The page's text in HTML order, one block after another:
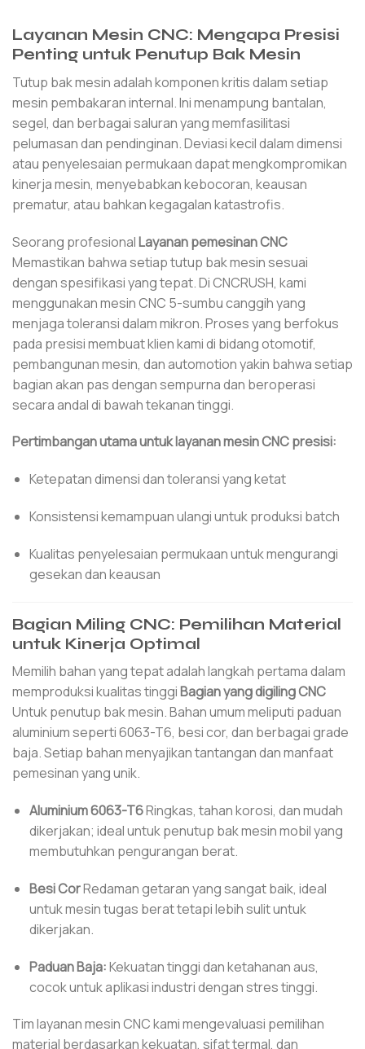
Layanan Mesin CNC: Mengapa Presisi
Penting untuk Penutup Bak Mesin
Tutup bak mesin adalah komponen kritis dalam setiap
mesin pembakaran internal. Ini menampung bantalan,
segel, dan berbagai saluran yang memfasilitasi
pelumasan dan pendinginan. Deviasi kecil dalam dimensi
atau penyelesaian permukaan dapat mengkompromikan
kinerja mesin, menyebabkan kebocoran, keausan
prematur, atau bahkan kegagalan katastrofis.
Seorang profesionalLayanan pemesinan CNC
Memastikan bahwa setiap tutup bak mesin sesuai
dengan spesifikasi yang tepat. Di CNCRUSH, kami
menggunakan mesin CNC 5-sumbu canggih yang
menjaga toleransi dalam mikron. Proses yang berfokus
pada presisi membuat klien kami di bidang otomotif,
pembangunan mesin, dan automotion yakin bahwa setiap
bagian akan pas dengan sempurna dan beroperasi
secara andal di bawah tekanan tinggi.
Pertimbangan utama untuk layanan mesin CNC presisi:
Ketepatan dimensi dan toleransi yang ketat
Konsistensi kemampuan ulangi untuk produksi batch
Kualitas penyelesaian permukaan untuk mengurangi
gesekan dan keausan
Bagian Miling CNC: Pemilihan Material
untuk Kinerja Optimal
Memilih bahan yang tepat adalah langkah pertama dalam
memproduksi kualitas tinggiBagian yang digiling CNC
Untuk penutup bak mesin. Bahan umum meliputi paduan
aluminium seperti 6063-T6, besi cor, dan berbagai grade
baja. Setiap bahan menyajikan tantangan dan manfaat
pemesinan yang unik.
Aluminium 6063-T6Ringkas, tahan korosi, dan mudah
dikerjakan; ideal untuk penutup bak mesin mobil yang
membutuhkan pengurangan berat.
Besi CorRedaman getaran yang sangat baik, ideal
untuk mesin tugas berat tetapi lebih sulit untuk
dikerjakan.
Paduan Baja:Kekuatan tinggi dan ketahanan aus,
cocok untuk aplikasi industri dengan stres tinggi.
Tim layanan mesin CNC kami mengevaluasi pemilihan
material berdasarkan kekuatan, sifat termal, dan